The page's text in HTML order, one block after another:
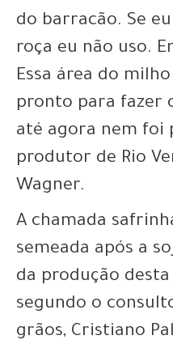
do barracão. Se
roça eu não uso.
Essa área do
pronto para fazer
até agora nem foi
produtor de Rio
Wagner.
A chamada
semeada após a
da produção
segundo o
grãos, Cristiano